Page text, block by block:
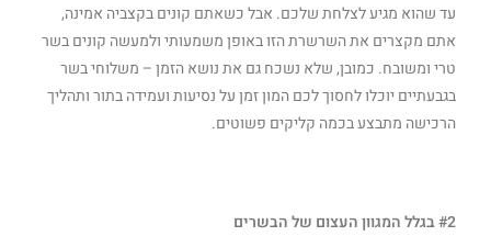
עד שהוא מגיע לצלחת שלכם. אבל כשאתם קונים בקצביה אמינה,
אתם מקצרים את השרשרת הזו באופן משמעותי ולמעשה קונים בשר
טרי ומשובח. כמובן, שלא נשכח גם את נושא הזמן – משלוחי בשר
בגבעתיים יוכלו לחסוך לכם המון זמן על נסיעות ועמידה בתור ותהליך
הרכישה מתבצע בכמה קליקים פשוטים.
#2 בגלל המגוון העצום של הבשרים